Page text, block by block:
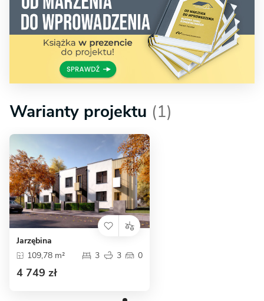
Warianty projektu (1)
Jarzębina
109,78 m²
3 3 0
4 749 zł